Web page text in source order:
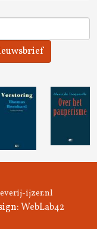
ijzer.nl
WebLab42